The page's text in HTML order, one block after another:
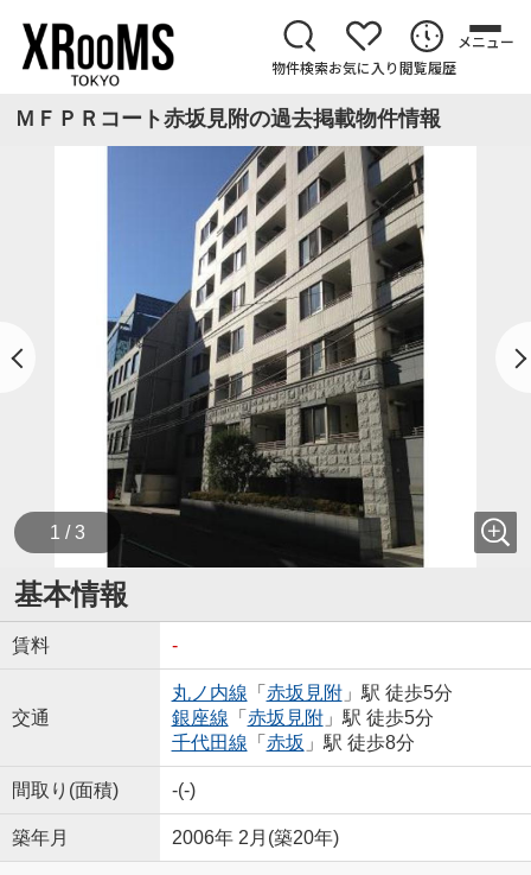
物件検索お気に入り閲覧履歴
メニュー
ＭＦＰＲコート赤坂見附の過去掲載物件情報
1 / 3
基本情報
賃料 -
交通
丸ノ内線 「 赤坂見附」駅 徒歩5分
銀座線 「 赤坂見附」駅 徒歩5分
千代田線 「 赤坂 」駅 徒歩8分
間取り(面積) -(-)
築年月 2006年 2月(築20年)